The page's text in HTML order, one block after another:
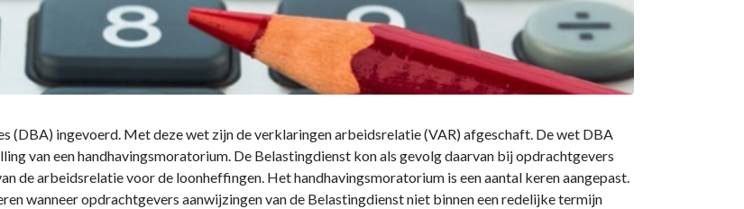
(DBA) ingevoerd. Met deze wet zijn de verklaringen arbeidsrelatie (VAR) afgeschaft. De wet DBA
van een handhavingsmoratorium. De Belastingdienst kon als gevolg daarvan bij opdrachtgevers
de arbeidsrelatie voor de loonheffingen. Het handhavingsmoratorium is een aantal keren aangepast.
wanneer opdrachtgevers aanwijzingen van de Belastingdienst niet binnen een redelijke termijn